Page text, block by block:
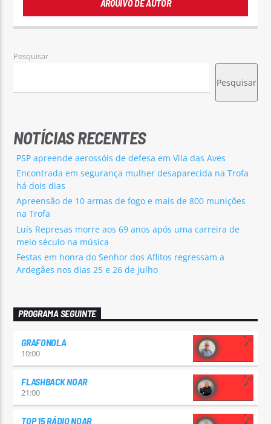
ARQUIVO DE AUTOR
Pesquisar
Pesquisar
NOTÍCIAS RECENTES
PSP apreende aerossóis de defesa em Vila das Aves
Encontrada em segurança mulher desaparecida na Trofa
há dois dias
Apreensão de 10 armas de fogo e mais de 800 munições
na Trofa
Luís Represas morre aos 69 anos após uma carreira de
meio século na música
Festas em honra do Senhor dos Aflitos regressam a
Ardegães nos dias 25 e 26 de julho
PROGRAMA SEGUINTE
GRAFONOLA
10:00
FLASHBACK NOAR
21:00
TOP 15 RÁDIO NOAR